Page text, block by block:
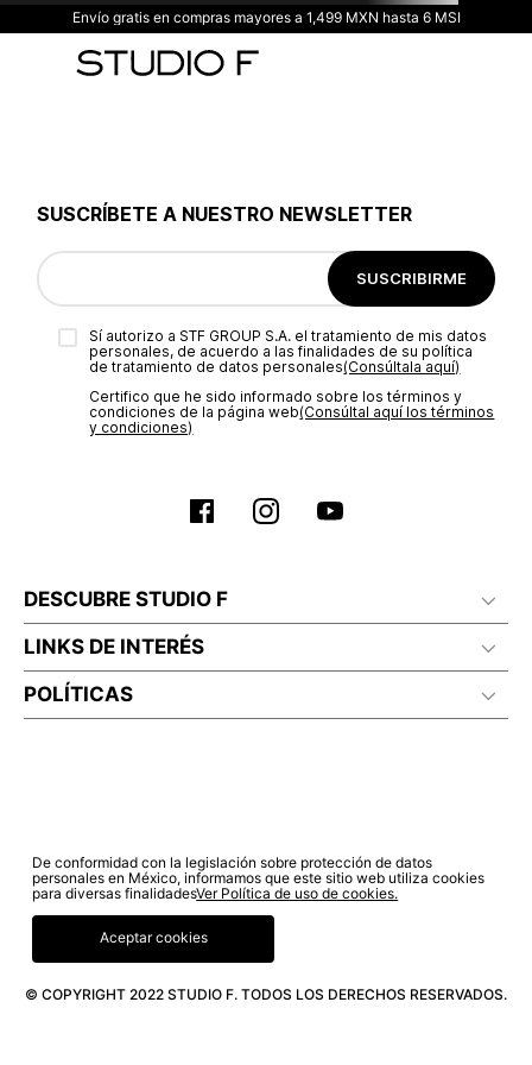
Envío gratis en compras mayores a 1,499 MXN hasta 6 MSI
SUSCRÍBETE A NUESTRO NEWSLETTER
SUSCRIBIRME
Sí autorizo a STF GROUP S.A. el tratamiento de mis datos
personales, de acuerdo a las finalidades de su política
de tratamiento de datos personales‎(Consúltala aquí)
Certifico que he sido informado sobre los términos y
condiciones de la página web‎(Consúltal aquí los términos
y condiciones)
DESCUBRE STUDIO F
LINKS DE INTERÉS
POLÍTICAS
© COPYRIGHT 2022 STUDIO F. TODOS LOS DERECHOS RESERVADOS.
De conformidad con la legislación sobre protección de datos
personales en México, informamos que este sitio web utiliza cookies
para diversas finalidadesVer Política de uso de cookies.
Aceptar cookies